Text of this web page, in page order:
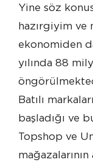
Yine söz
hazırgiyim ve
ekonomiden
yılında 88
Batılı
başladığı ve
Topshop ve
mağazalarının